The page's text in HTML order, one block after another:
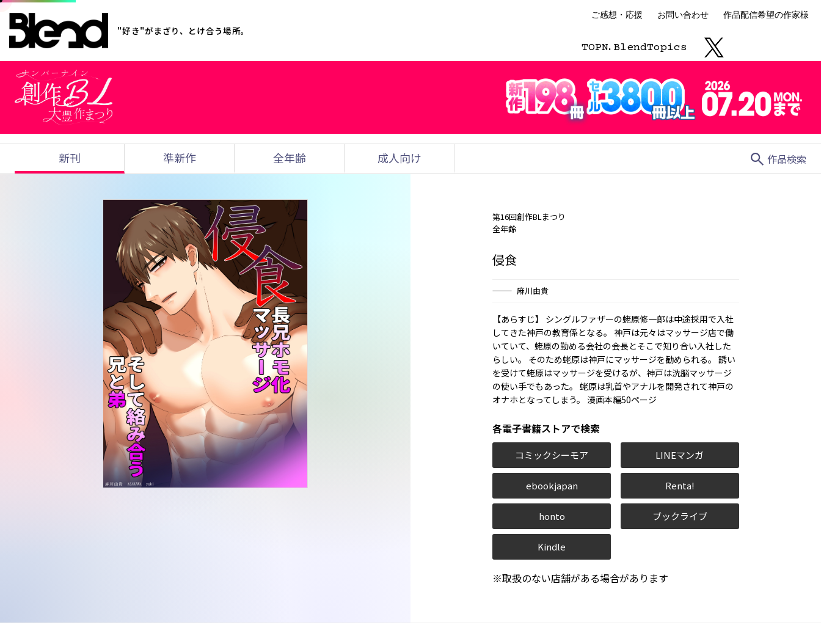
"好き"がまざり、とけ合う場所。
ご感想・応援 お問い合わせ 作品配信希望の作家様
TOPN. BlendTopics
新刊 準新作 全年齢 成人向け search 作品検索
第16回創作BLまつり
全年齢
侵食
麻川由貴
【あらすじ】 シングルファザーの蛯原修一郎は中途採用で入社
してきた神戸の教育係となる。 神戸は元々はマッサージ店で働
いていて、蛯原の勤める会社の会長とそこで知り合い入社した
らしい。 そのため蛯原は神戸にマッサージを勧められる。 誘い
を受けて蛯原はマッサージを受けるが、神戸は洗脳マッサージ
の使い手でもあった。 蛯原は乳首やアナルを開発されて神戸の
オナホとなってしまう。 漫画本編50ページ
各電子書籍ストアで検索
コミックシーモア LINEマンガ
ebookjapan Renta!
honto ブックライブ
Kindle
※取扱のない店舗がある場合があります